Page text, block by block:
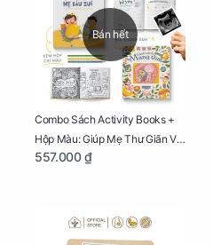
Bán hết
Combo Sách Activity Books +
Hộp Màu: Giúp Mẹ Thư Giãn Và
Xây Dựng Thai Kỳ Chu Đáo
557.000 ₫